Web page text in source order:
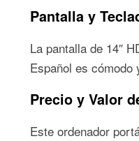
Pantalla y
La pantalla de 14″
Español es
Precio y Valor
Este ordenador